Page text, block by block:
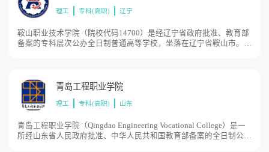
理工 专科(高职) 辽宁
鞍山职业技术学院（院校代码14700）是经辽宁省政府批准、教育部
备案的专科层次公办全日制普通高等学校，坐落在辽宁省鞍山市。鞍
术技能人才双元培育改革试点城市。鞍山职业技术学院占地面积
1051亩。
青岛工程职业学院
理工 专科(高职) 山东
青岛工程职业学院（Qingdao Engineering Vocational College）是一
所经山东省人民政府批准、中华人民共和国教育部备案的全日制公办